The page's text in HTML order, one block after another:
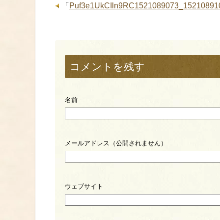
「
コメントを残す
名前
メールアドレス（公開されません）
ウェブサイト